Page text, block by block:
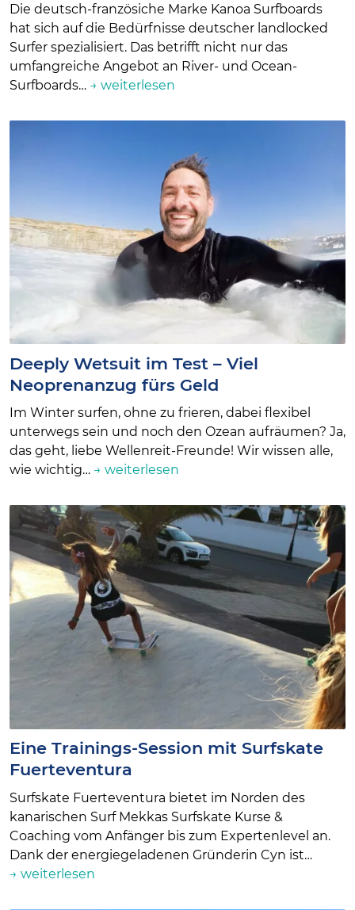
Die deutsch-französiche Marke Kanoa Surfboards
hat sich auf die Bedürfnisse deutscher landlocked
Surfer spezialisiert. Das betrifft nicht nur das
umfangreiche Angebot an River- und Ocean-
Surfboards… → weiterlesen
Deeply Wetsuit im Test – Viel
Neoprenanzug fürs Geld
Im Winter surfen, ohne zu frieren, dabei flexibel
unterwegs sein und noch den Ozean aufräumen? Ja,
das geht, liebe Wellenreit-Freunde! Wir wissen alle,
wie wichtig… → weiterlesen
Eine Trainings-Session mit Surfskate
Fuerteventura
Surfskate Fuerteventura bietet im Norden des
kanarischen Surf Mekkas Surfskate Kurse &
Coaching vom Anfänger bis zum Expertenlevel an.
Dank der energiegeladenen Gründerin Cyn ist…
→ weiterlesen